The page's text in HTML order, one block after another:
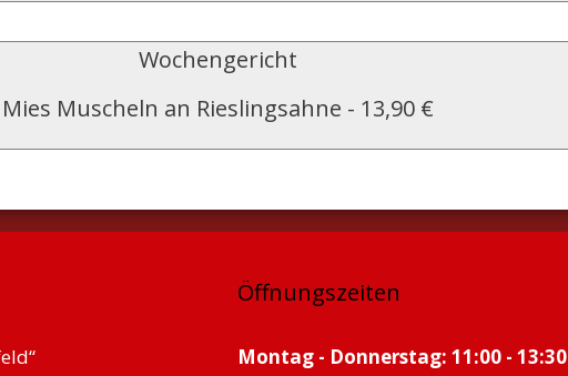
Wochengericht
Mies Muscheln an Rieslingsahne - 13,90 €
Öffnungszeiten
Montag - Donnerstag: 11:00 - 13:30